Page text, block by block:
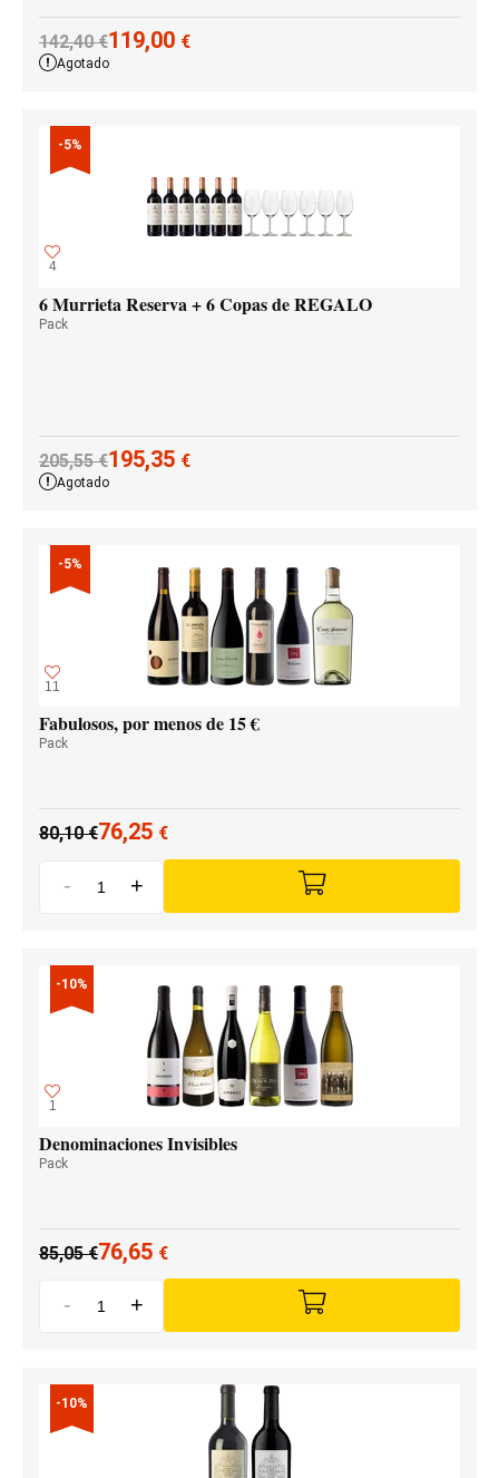
142,40€119,00 €
Agotado
-5%
4
6 Murrieta Reserva + 6 Copas de REGALO
Pack
205,55€195,35 €
Agotado
-5%
11
Fabulosos, por menos de 15 €
Pack
80,10€76,25 €
- +
-10%
1
Denominaciones Invisibles
Pack
85,05€76,65 €
- +
-10%